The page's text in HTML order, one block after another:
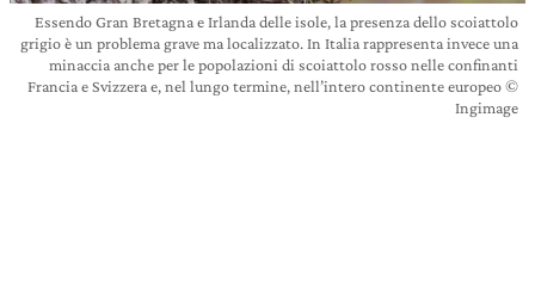
Essendo Gran Bretagna e Irlanda delle isole, la presenza dello scoiattolo
grigio è un problema grave ma localizzato. In Italia rappresenta invece una
minaccia anche per le popolazioni di scoiattolo rosso nelle confinanti
Francia e Svizzera e, nel lungo termine, nell’intero continente europeo ©
Ingimage